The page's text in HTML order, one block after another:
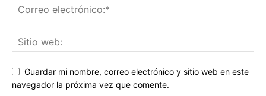
Guardar mi nombre, correo electrónico y sitio web en este
navegador la próxima vez que comente.